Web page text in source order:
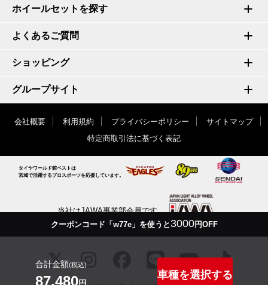
クーポンコード「w77e」を使うと 3000円OFF
合計金額(税込)
87,480円
車種を選択する
ホイールセットを探す
よくあるご質問
ショッピング
グループサイト
会社概要 利用規約 プライバシーポリシー
サイトマップ
特定商取引法に基づく表記
タイヤワールド館ベストは
宮城で活躍するプロスポーツを応援しています。
当社はJAWA事業部会員です